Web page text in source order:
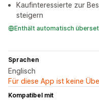
Kaufinteressierte zur
steigern
Enthält automatisch
Sprachen
Englisch
Für diese App ist keine
Kompatibel mit